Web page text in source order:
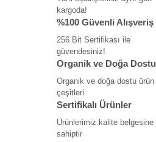
kargoda!
%100 Güvenli Alışveriş
256 Bit Sertifikası ile
güvendesiniz!
Organik ve Doğa Dostu
Organik ve doğa dostu ürün
çeşitleri
Sertifikalı Ürünler
Ürünlerimiz kalite belgesine
sahiptir